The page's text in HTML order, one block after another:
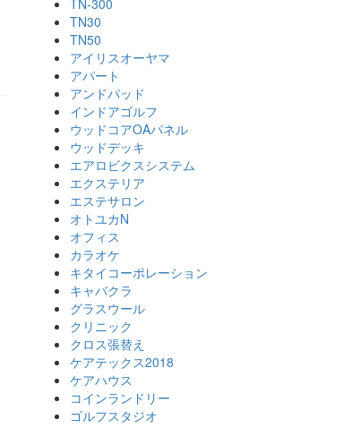
TN-300
TN30
TN50
アイリスオーヤマ
アパート
アンドパッド
インドアゴルフ
ウッドコアOAパネル
ウッドデッキ
エアロビクスシステム
エクステリア
エステサロン
オトユカN
オフィス
カラオケ
キタイコーポレーション
キャバクラ
グラスウール
クリニック
クロス張替え
ケアテックス2018
ケアハウス
コインランドリー
ゴルフスタジオ